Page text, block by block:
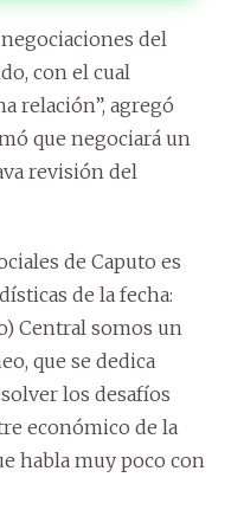
del
con el cual
relación”, agregó
que negociará un
revisión del
de Caputo es
de la fecha:
Central somos un
que se dedica
los desafíos
económico de la
habla muy poco con